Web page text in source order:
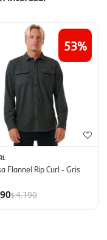
53
Flannel Rip Curl - Gris
$4.190